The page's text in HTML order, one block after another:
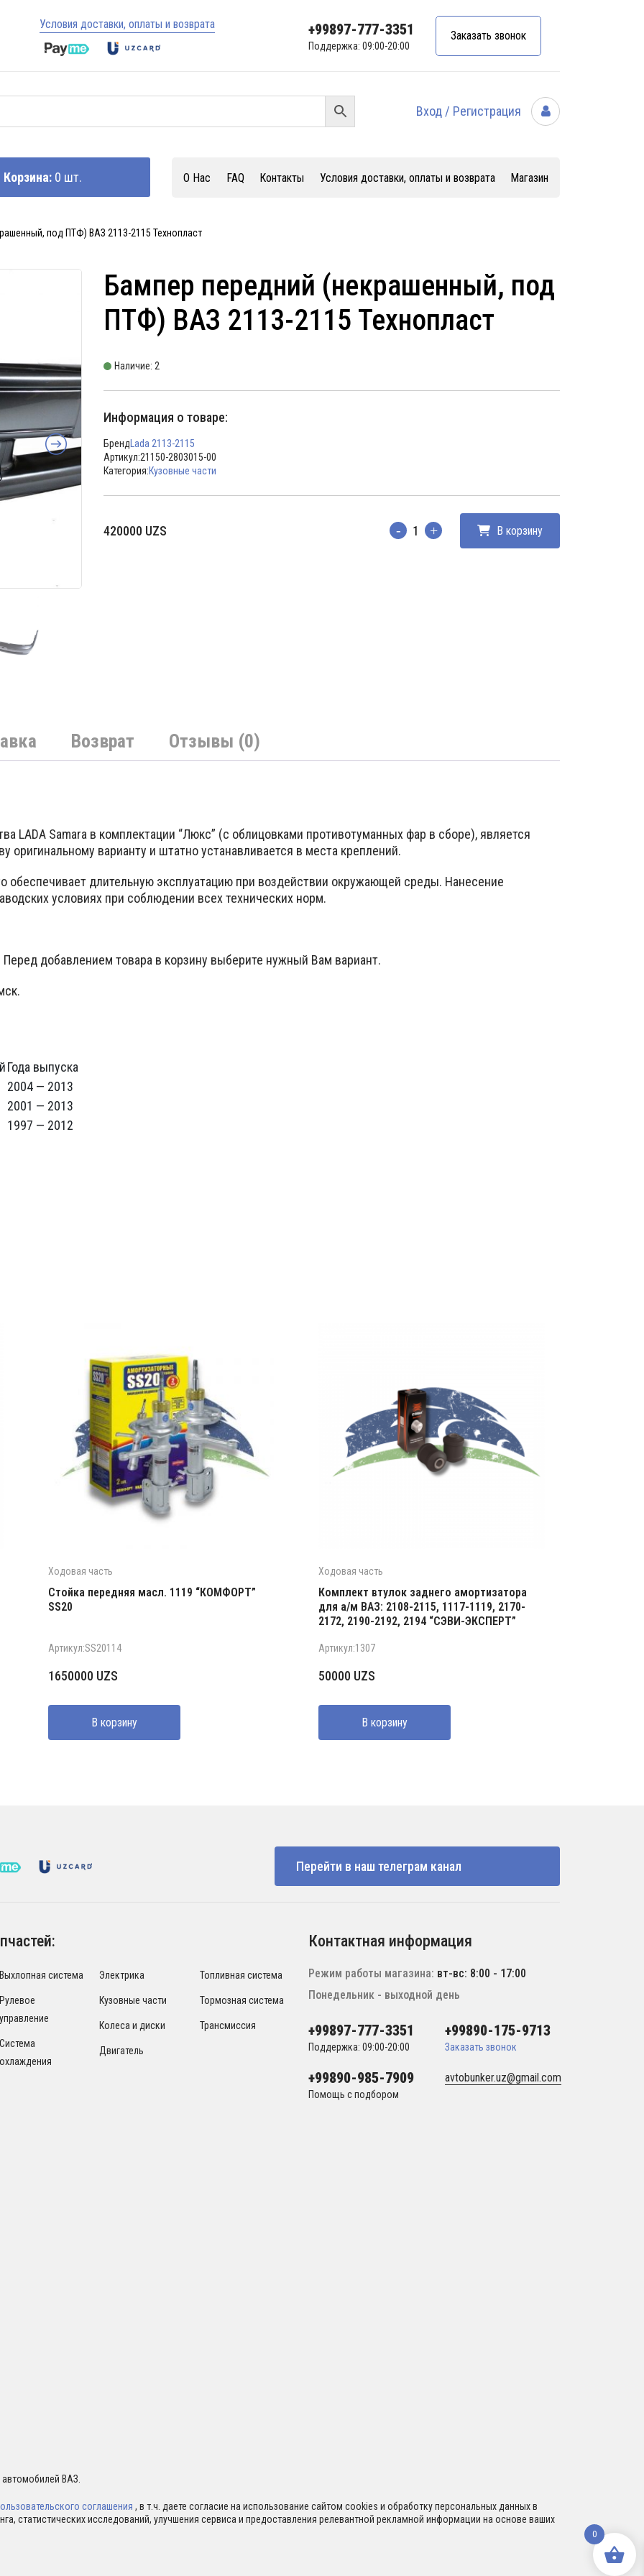
Условия доставки, оплаты и возврата +99897-777-3351
Поддержка: 09:00-20:00
Заказать звонок
Вход / Регистрация
Корзина: 0 шт. О Нас FAQ Контакты Условия доставки, оплаты и возврата Магазин
под ПТФ) ВАЗ 2113-2115 Технопласт
Бампер передний (некрашенный, под
ПТФ) ВАЗ 2113-2115 Технопласт
Наличие: 2
Информация о товаре:
Бренд Lada 2113-2115
Артикул:21150-2803015-00
Категория:Кузовные части
420000 UZS Количество В корзину
Возврат Отзывы (0)
LADA Samara в комплектации “Люкс” (с облицовками противотуманных фар в сборе), является
оригинальному варианту и штатно устанавливается в места креплений.
обеспечивает длительную эксплуатацию при воздействии окружающей среды. Нанесение
условиях при соблюдении всех технических норм.
Перед добавлением товара в корзину выберите нужный Вам вариант.
Года выпуска
2004 — 2013
2001 — 2013
1997 — 2012
Ходовая часть
Стойка передняя масл. 1119 “КОМФОРТ”
SS20
Артикул:SS20114
1650000 UZS
В корзину
Ходовая часть
Комплект втулок заднего амортизатора
для а/м ВАЗ: 2108-2115, 1117-1119, 2170-
2172, 2190-2192, 2194 “СЭВИ-ЭКСПЕРТ”
Артикул:1307
50000 UZS
В корзину
Перейти в наш телеграм канал
Выхлопная система
Рулевое
управление
Система
охлаждения
Электрика
Кузовные части
Колеса и диски
Двигатель
Топливная система
Тормозная система
Трансмиссия
Контактная информация
Режим работы магазина: вт-вс: 8:00 - 17:00
Понедельник - выходной день
+99897-777-3351
Поддержка: 09:00-20:00
+99890-175-9713
Заказать звонок
+99890-985-7909
Помощь с подбором
avtobunker.uz@gmail.com
ВАЗ.
соглашения , в т.ч. даете согласие на использование сайтом cookies и обработку персональных данных в
статистических исследований, улучшения сервиса и предоставления релевантной рекламной информации на основе ваших
0